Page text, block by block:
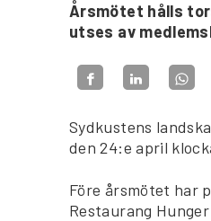
Årsmötet hålls
utses av
Sydkustens
den 24:e april
Före årsmötet har
Restaurang